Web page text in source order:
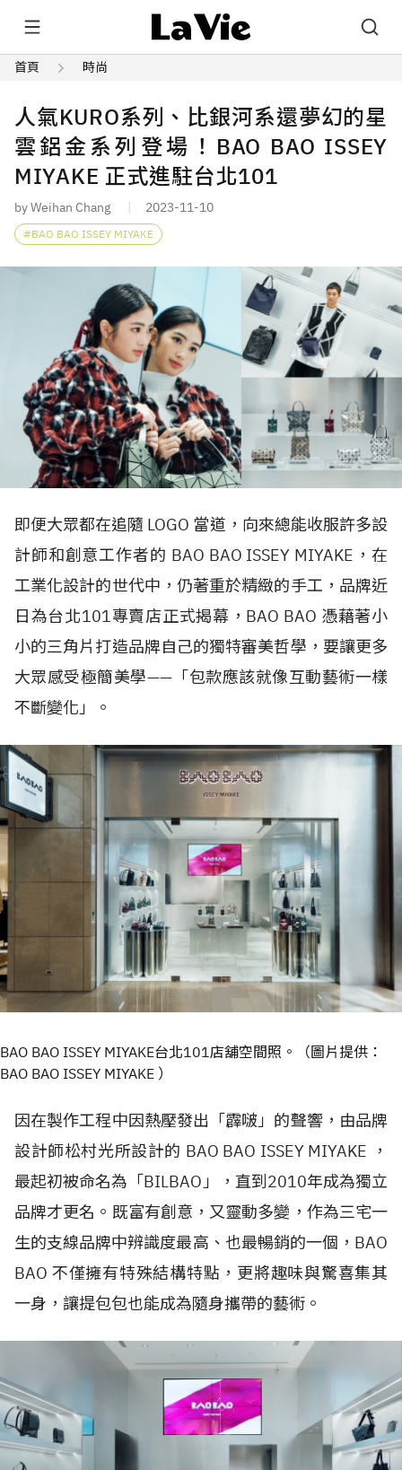
首頁 時尚
人氣KURO系列、比銀河系還夢幻的星
雲鋁金系列登場！BAO BAO ISSEY
MIYAKE 正式進駐台北101
by Weihan Chang 2023-11-10
BAO BAO ISSEY MIYAKE
即便大眾都在追隨 LOGO 當道，向來總能收服許多設
計師和創意工作者的 BAO BAO ISSEY MIYAKE，在
工業化設計的世代中，仍著重於精緻的手工，品牌近
日為台北101專賣店正式揭幕，BAO BAO 憑藉著小
小的三角片打造品牌自己的獨特審美哲學，要讓更多
大眾感受極簡美學——「包款應該就像互動藝術一樣
不斷變化」。
BAO BAO ISSEY MIYAKE台北101店舖空間照。（圖片提供：
BAO BAO ISSEY MIYAKE ）
因在製作工程中因熱壓發出「霹啵」的聲響，由品牌
設計師松村光所設計的 BAO BAO ISSEY MIYAKE ，
最起初被命名為「BILBAO」，直到2010年成為獨立
品牌才更名。既富有創意，又靈動多變，作為三宅一
生的支線品牌中辨識度最高、也最暢銷的一個，BAO
BAO 不僅擁有特殊結構特點，更將趣味與驚喜集其
一身，讓提包包也能成為隨身攜帶的藝術。